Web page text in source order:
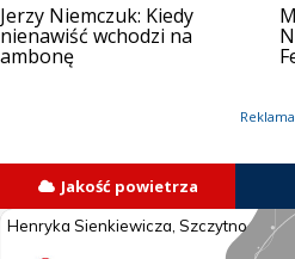
Jerzy Niemczuk: Kiedy
nienawiść wchodzi na
ambonę
Reklama
Jakość powietrza